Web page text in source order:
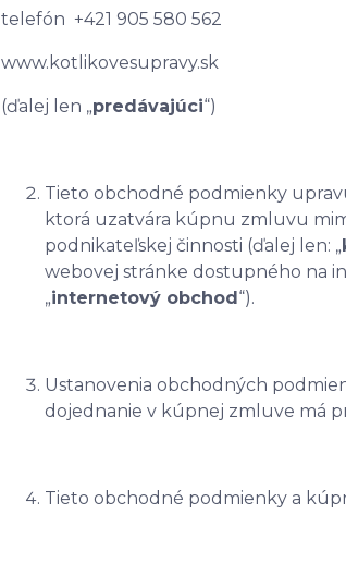
telefón +421 905 580 562
www.kotlikovesupravy.sk
(ďalej len „predávajúci“)
Tieto obchodné podmienky
ktorá uzatvára kúpnu zmluvu
podnikateľskej činnosti (ďalej len: „
webovej stránke dostupného na
„internetový obchod“).
Ustanovenia obchodných
dojednanie v kúpnej zmluve má
Tieto obchodné podmienky a